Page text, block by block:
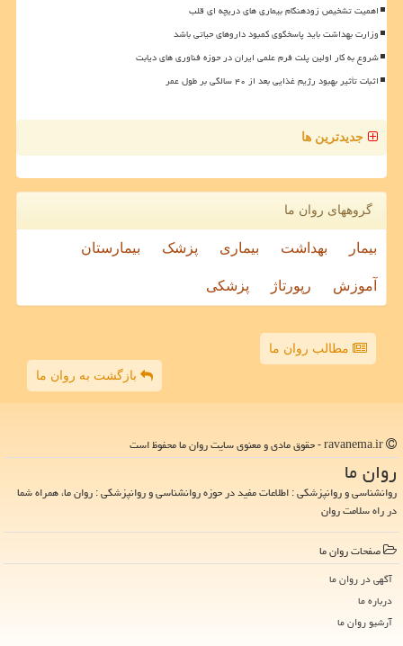
اهمیت تشخیص زودهنگام بیماری های دریچه ای قلب
وزارت بهداشت باید پاسخگوی کمبود داروهای حیاتی باشد
شروع به کار اولین پلت فرم علمی ایران در حوزه فناوری های دیابت
اثبات تأثیر بهبود رژیم غذایی بعد از ۴۰ سالگی بر طول عمر
جدیدترین ها
گروههای روان ما
بیمار بهداشت بیماری پزشک بیمارستان
آموزش رپورتاژ پزشکی
مطالب روان ما
بازگشت به روان ما
روان ما
روانشناسی و روانپزشکی : اطلاعات مفید در حوزه روانشناسی و روانپزشکی : روان ما، همراه شما
در راه سلامت روان
صفحات روان ما
آگهی در روان ما
درباره ما
آرشیو روان ما